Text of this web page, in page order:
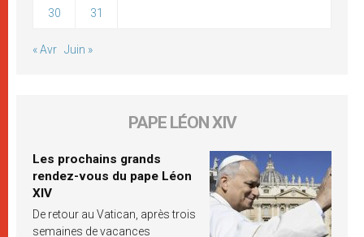
30 31
« Avr Juin »
PAPE LÉON XIV
Les prochains grands
rendez-vous du pape Léon
XIV
De retour au Vatican, après trois
semaines de vacances